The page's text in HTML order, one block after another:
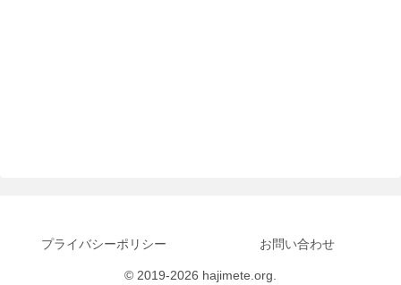
プライバシーポリシー お問い合わせ
© 2019-2026 hajimete.org.